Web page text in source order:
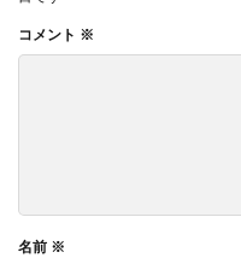
コメント ※
名前 ※